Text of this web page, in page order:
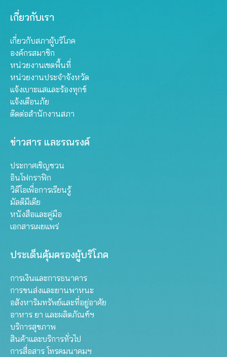
เกี่ยวกับเรา
เกี่ยวกับสภาผู้บริโภค
องค์กรสมาชิก
หน่วยงานเขตพื้นที่
หน่วยงานประจำจังหวัด
แจ้งเบาะแสและร้องทุกข์
แจ้งเตือนภัย
ติดต่อสำนักงานสภา
ข่าวสาร และรณรงค์
ประกาศเชิญชวน
อินโฟกราฟิก
วิดีโอเพื่อการเรียนรู้
มัลติมีเดีย
หนังสือและคู่มือ
เอกสารเผยแพร่
ประเด็นคุ้มครองผู้บริโภค
การเงินและการธนาคาร
การขนส่งและยานพาหนะ
อสังหาริมทรัพย์และที่อยู่อาศัย
อาหาร ยา และผลิตภัณฑ์ฯ
บริการสุขภาพ
สินค้าและบริการทั่วไป
การสื่อสาร โทรคมนาคมฯ